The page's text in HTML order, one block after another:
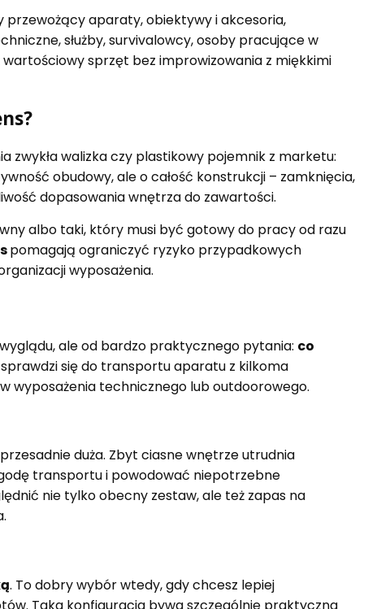
aparaty, obiektywy i akcesoria,
służby, survivalowcy, osoby pracujące w
sprzęt bez improwizowania z miękkimi
zwykła walizka czy plastikowy pojemnik z marketu:
obudowy, ale o całość konstrukcji – zamknięcia,
dopasowania wnętrza do zawartości.
albo taki, który musi być gotowy do pracy od razu
pomagają ograniczyć ryzyko przypadkowych
wyposażenia.
ale od bardzo praktycznego pytania: co
się do transportu aparatu z kilkoma
wyposażenia technicznego lub outdoorowego.
duża. Zbyt ciasne wnętrze utrudnia
transportu i powodować niepotrzebne
nie tylko obecny zestaw, ale też zapas na
. To dobry wybór wtedy, gdy chcesz lepiej
Taka konfiguracja bywa szczególnie praktyczna